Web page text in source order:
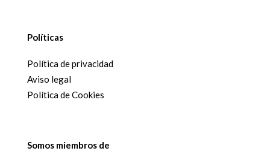
Políticas
Política de privacidad
Aviso legal
Política de Cookies
Somos miembros de